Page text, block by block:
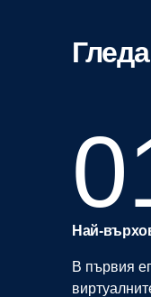
Най-
В първия